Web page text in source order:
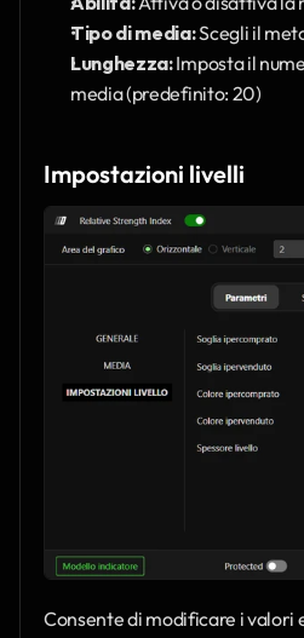
Tipo di media: Scegli il
Lunghezza: Imposta il
media (predefinito: 20)
Impostazioni livelli
Consente di modificare i valori